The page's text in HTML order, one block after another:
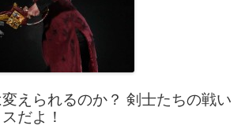
えられるのか？ 剣士たちの戦い
だよ！